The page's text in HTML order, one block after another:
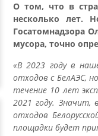
О том, что в
несколько лет.
Госатомнадзора
мусора, точно
«В 2023 году в
отходов с БелАЭС,
течение 10 лет
2021 году. Значит,
отходов
площадки будет